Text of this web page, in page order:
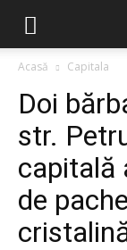
Acasă Capitala
Doi
str.
capitală
de